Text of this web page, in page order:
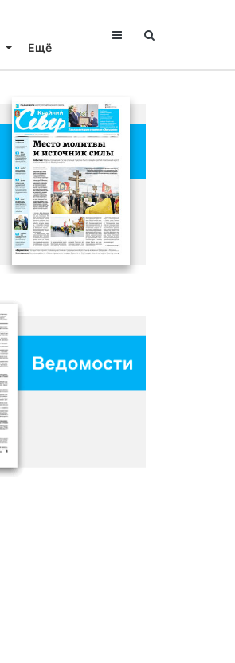
Ещё